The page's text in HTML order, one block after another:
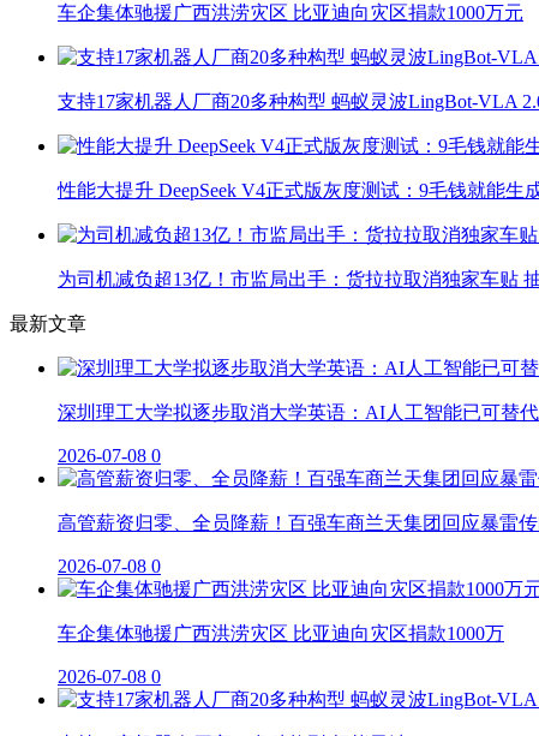
车企集体驰援广西洪涝灾区 比亚迪向灾区捐款1000万元
支持17家机器人厂商20多种构型 蚂蚁灵波LingBot-VLA
性能大提升 DeepSeek V4正式版灰度测试：9毛钱就能生
为司机减负超13亿！市监局出手：货拉拉取消独家车贴
最新文章
深圳理工大学拟逐步取消大学英语：AI人工智能已可替代
2026-07-08 0
高管薪资归零、全员降薪！百强车商兰天集团回应暴雷传
2026-07-08 0
车企集体驰援广西洪涝灾区 比亚迪向灾区捐款1000万
2026-07-08 0